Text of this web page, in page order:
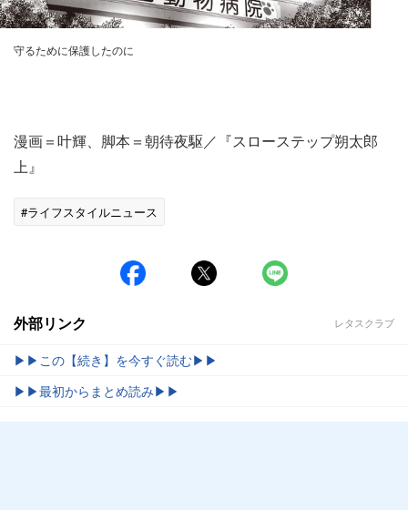
守るために保護したのに
漫画＝叶輝、脚本＝朝待夜駆／『スローステップ朔太郎
上』
#ライフスタイルニュース
外部リンク レタスクラブ
▶▶この【続き】を今すぐ読む▶▶
▶▶最初からまとめ読み▶▶